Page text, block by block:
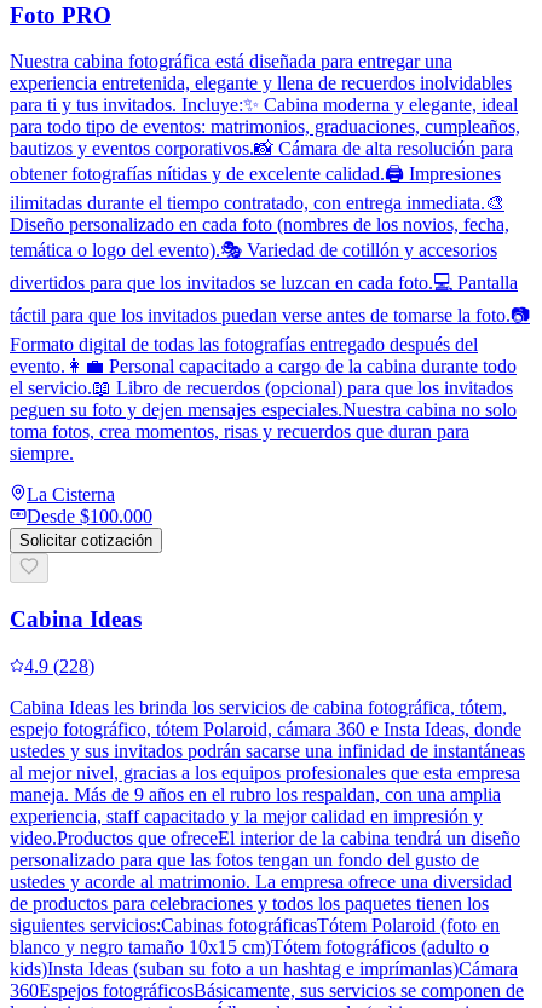
Foto PRO
Nuestra cabina fotográfica está diseñada para entregar una
experiencia entretenida, elegante y llena de recuerdos inolvidables
para ti y tus invitados. Incluye:✨ Cabina moderna y elegante, ideal
para todo tipo de eventos: matrimonios, graduaciones, cumpleaños,
bautizos y eventos corporativos.📸 Cámara de alta resolución para
obtener fotografías nítidas y de excelente calidad.🖨️ Impresiones
ilimitadas durante el tiempo contratado, con entrega inmediata.🎨
Diseño personalizado en cada foto (nombres de los novios, fecha,
temática o logo del evento).🎭 Variedad de cotillón y accesorios
divertidos para que los invitados se luzcan en cada foto.💻 Pantalla
táctil para que los invitados puedan verse antes de tomarse la foto.📷
Formato digital de todas las fotografías entregado después del
evento.👩‍💼 Personal capacitado a cargo de la cabina durante todo
el servicio.📖 Libro de recuerdos (opcional) para que los invitados
peguen su foto y dejen mensajes especiales.Nuestra cabina no solo
toma fotos, crea momentos, risas y recuerdos que duran para
siempre.
La Cisterna
Desde $100.000
Solicitar cotización
Cabina Ideas
4.9 (228)
Cabina Ideas les brinda los servicios de cabina fotográfica, tótem,
espejo fotográfico, tótem Polaroid, cámara 360 e Insta Ideas, donde
ustedes y sus invitados podrán sacarse una infinidad de instantáneas
al mejor nivel, gracias a los equipos profesionales que esta empresa
maneja. Más de 9 años en el rubro los respaldan, con una amplia
experiencia, staff capacitado y la mejor calidad en impresión y
video.Productos que ofreceEl interior de la cabina tendrá un diseño
personalizado para que las fotos tengan un fondo del gusto de
ustedes y acorde al matrimonio. La empresa ofrece una diversidad
de productos para celebraciones y todos los paquetes tienen los
siguientes servicios:Cabinas fotográficasTótem Polaroid (foto en
blanco y negro tamaño 10x15 cm)Tótem fotográficos (adulto o
kids)Insta Ideas (suban su foto a un hashtag e imprímanlas)Cámara
360Espejos fotográficosBásicamente, sus servicios se componen de